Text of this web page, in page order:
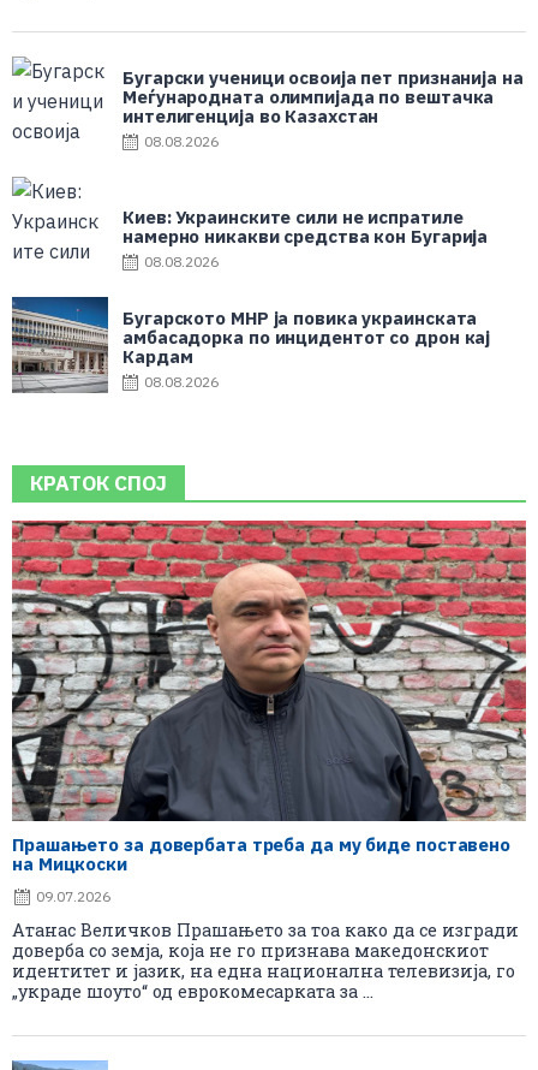
Бугарски ученици освоија пет признанија на
Меѓународната олимпијада по вештачка
интелигенција во Казахстан
08.08.2026
Киев: Украинските сили не испратиле
намерно никакви средства кон Бугарија
08.08.2026
Бугарското МНР ја повика украинската
амбасадорка по инцидентот со дрон кај
Кардам
08.08.2026
КРАТОК СПОЈ
Прашањето за довербата треба да му биде поставено
на Мицкоски
09.07.2026
Атанас Величков Прашањето за тоа како да се изгради
доверба со земја, која не го признава македонскиот
идентитет и јазик, на една национална телевизија, го
„украде шоуто“ од еврокомесарката за ...